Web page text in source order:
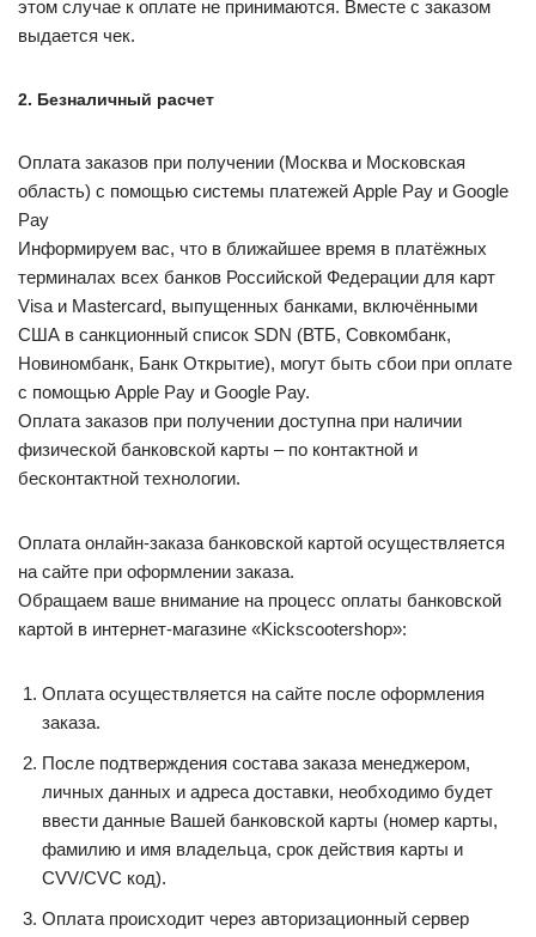
этом случае к оплате не принимаются. Вместе с заказом
выдается чек.
2. Безналичный расчет
Оплата заказов при получении (Москва и Московская
область) с помощью системы платежей Apple Pay и Google
Pay
Информируем вас, что в ближайшее время в платёжных
терминалах всех банков Российской Федерации для карт
Visa и Masterсard, выпущенных банками, включёнными
США в санкционный список SDN (ВТБ, Совкомбанк,
Новиномбанк, Банк Открытие), могут быть сбои при оплате
с помощью Apple Pay и Google Pay.
Оплата заказов при получении доступна при наличии
физической банковской карты – по контактной и
бесконтактной технологии.
Оплата онлайн-заказа банковской картой осуществляется
на сайте при оформлении заказа.
Обращаем ваше внимание на процесс оплаты банковской
картой в интернет-магазине «Kickscootershop»:
Оплата осуществляется на сайте после оформления
заказа.
После подтверждения состава заказа менеджером,
личных данных и адреса доставки, необходимо будет
ввести данные Вашей банковской карты (номер карты,
фамилию и имя владельца, срок действия карты и
CVV/CVC код).
Оплата происходит через авторизационный сервер